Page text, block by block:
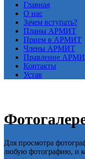
Главная
О нас
Зачем вступать?
Планы АРМИТ
Прием в АРМИТ
Члены АРМИТ
Правление
Контакты
Устав
Для просмотра
любую фотографию, и